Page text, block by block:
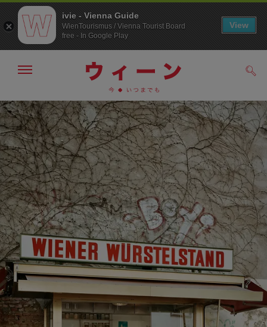
メ
ニ
ュ
ー
へ
こ
の
ペ
ー
ジ
の
ト
ッ
プ
へ
メ
ー
の
表
示・
非
表
示
す
ivie - Vienna Guide
WienTourismus / Vienna Tourist Board
free - In Google Play
View